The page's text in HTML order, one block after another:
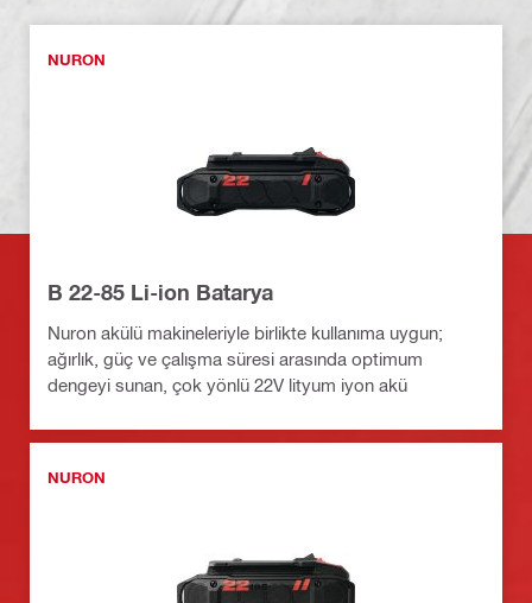
NURON
B 22-85 Li-ion Batarya
Nuron akülü makineleriyle birlikte kullanıma uygun;
ağırlık, güç ve çalışma süresi arasında optimum
dengeyi sunan, çok yönlü 22V lityum iyon akü
NURON